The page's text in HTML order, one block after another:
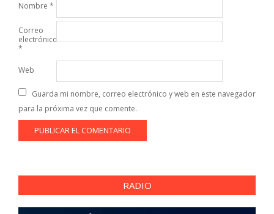
Nombre *
Correo
electrónico
*
Web
Guarda mi nombre, correo electrónico y web en este navegador
para la próxima vez que comente.
RADIO